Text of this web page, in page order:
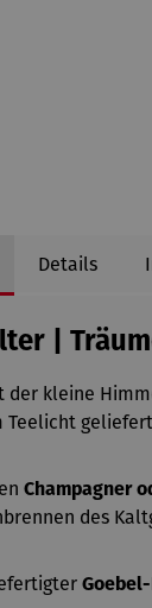
Details
|
kleine
Champagner
des